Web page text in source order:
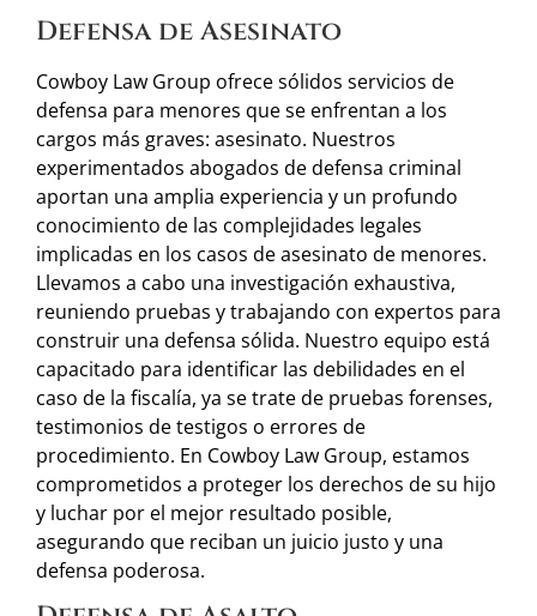
Defensa de Asesinato
Cowboy Law Group ofrece sólidos servicios de
defensa para menores que se enfrentan a los
cargos más graves: asesinato. Nuestros
experimentados abogados de defensa criminal
aportan una amplia experiencia y un profundo
conocimiento de las complejidades legales
implicadas en los casos de asesinato de menores.
Llevamos a cabo una investigación exhaustiva,
reuniendo pruebas y trabajando con expertos para
construir una defensa sólida. Nuestro equipo está
capacitado para identificar las debilidades en el
caso de la fiscalía, ya se trate de pruebas forenses,
testimonios de testigos o errores de
procedimiento. En Cowboy Law Group, estamos
comprometidos a proteger los derechos de su hijo
y luchar por el mejor resultado posible,
asegurando que reciban un juicio justo y una
defensa poderosa.